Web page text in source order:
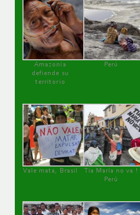
Amazonía
defiende su
territorio
Perú
Vale mata, Brasil
Tía María no va !
Perú